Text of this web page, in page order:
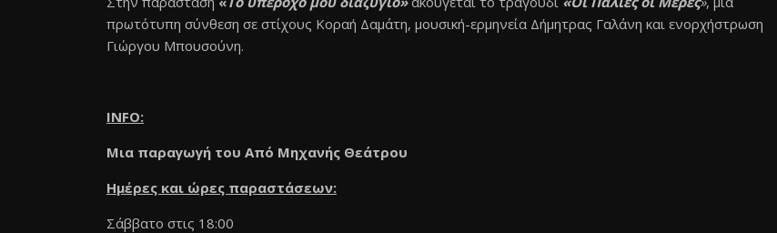
πρωτότυπη σύνθεση σε στίχους Κοραή Δαμάτη, μουσική-ερμηνεία Δήμητρας Γαλάνη και ενορχήστρωση
Γιώργου Μπουσούνη.
INFO:
Μια παραγωγή του Από Μηχανής Θεάτρου
Ημέρες και ώρες παραστάσεων:
Σάββατο στις 18:00